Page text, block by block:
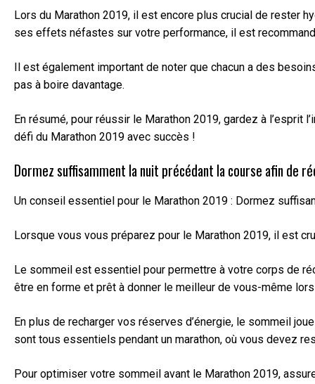
Lors du Marathon 2019, il est encore plus crucial de rester
ses effets néfastes sur votre performance, il est
Il est également important de noter que chacun a des
pas à boire davantage.
En résumé, pour réussir le Marathon 2019, gardez à l’esprit
défi du Marathon 2019 avec succès !
Dormez suffisamment la nuit précédant la course afin de
Un conseil essentiel pour le Marathon 2019 : Dormez
Lorsque vous vous préparez pour le Marathon 2019, il est
Le sommeil est essentiel pour permettre à votre corps de
être en forme et prêt à donner le meilleur de vous-même
En plus de recharger vos réserves d’énergie, le sommeil
sont tous essentiels pendant un marathon, où vous devez
Pour optimiser votre sommeil avant le Marathon 2019,